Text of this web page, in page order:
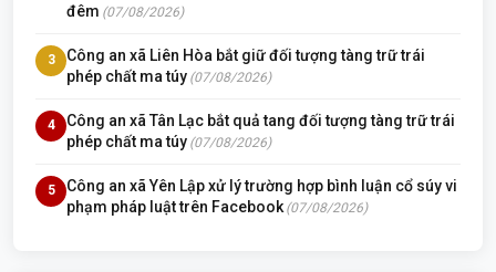
đêm (07/08/2026)
3
Công an xã Liên Hòa bắt giữ đối tượng tàng trữ trái
phép chất ma túy (07/08/2026)
4
Công an xã Tân Lạc bắt quả tang đối tượng tàng trữ trái
phép chất ma túy (07/08/2026)
5
Công an xã Yên Lập xử lý trường hợp bình luận cổ súy vi
phạm pháp luật trên Facebook (07/08/2026)